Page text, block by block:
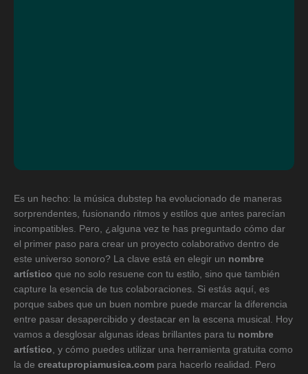
Es un hecho: la música dubstep ha evolucionado de maneras
sorprendentes, fusionando ritmos y estilos que antes parecían
incompatibles. Pero, ¿alguna vez te has preguntado cómo dar
el primer paso para crear un proyecto colaborativo dentro de
este universo sonoro? La clave está en elegir un nombre
artístico que no solo resuene con tu estilo, sino que también
capture la esencia de tus colaboraciones. Si estás aquí, es
porque sabes que un buen nombre puede marcar la diferencia
entre pasar desapercibido y destacar en la escena musical. Hoy
vamos a desglosar algunas ideas brillantes para tu nombre
artístico, y cómo puedes utilizar una herramienta gratuita como
la de creatupropiamusica.com para hacerlo realidad. Pero